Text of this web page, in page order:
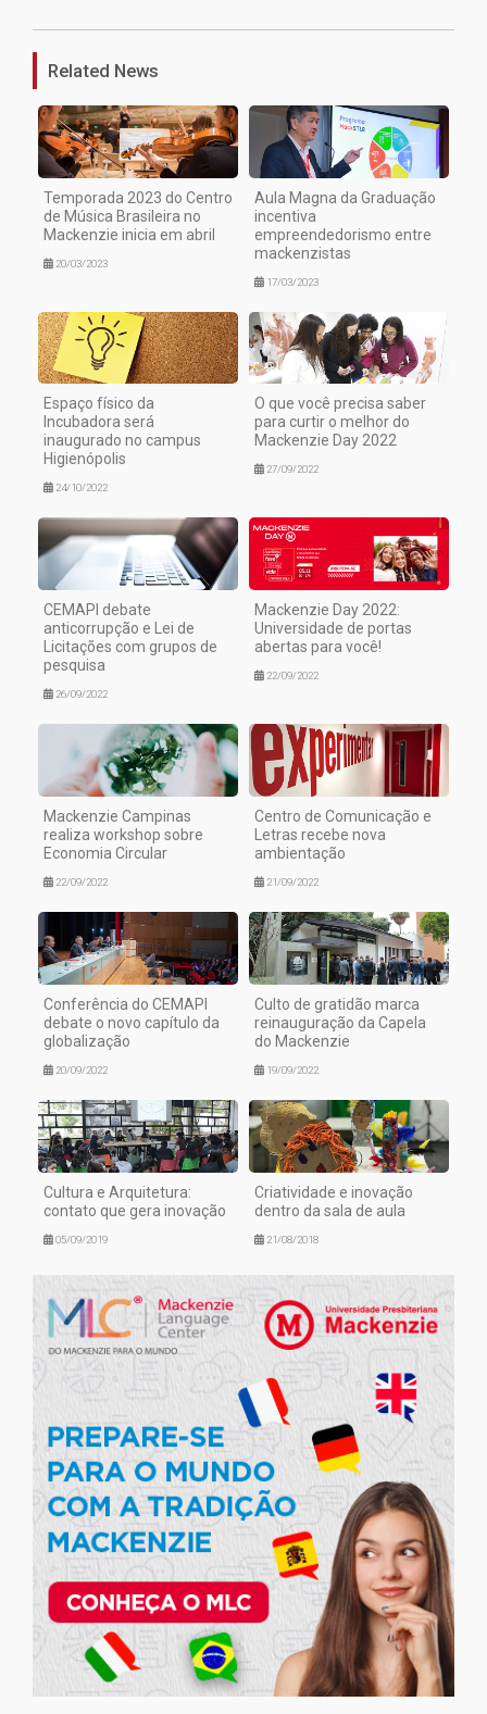
Related News
Temporada 2023 do Centro
de Música Brasileira no
Mackenzie inicia em abril
20/03/2023
Aula Magna da Graduação
incentiva
empreendedorismo entre
mackenzistas
17/03/2023
Espaço físico da
Incubadora será
inaugurado no campus
Higienópolis
24/10/2022
O que você precisa saber
para curtir o melhor do
Mackenzie Day 2022
27/09/2022
CEMAPI debate
anticorrupção e Lei de
Licitações com grupos de
pesquisa
26/09/2022
Mackenzie Day 2022:
Universidade de portas
abertas para você!
22/09/2022
Mackenzie Campinas
realiza workshop sobre
Economia Circular
22/09/2022
Centro de Comunicação e
Letras recebe nova
ambientação
21/09/2022
Conferência do CEMAPI
debate o novo capítulo da
globalização
20/09/2022
Culto de gratidão marca
reinauguração da Capela
do Mackenzie
19/09/2022
Cultura e Arquitetura:
contato que gera inovação
05/09/2019
Criatividade e inovação
dentro da sala de aula
21/08/2018